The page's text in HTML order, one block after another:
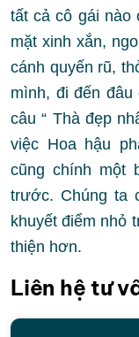
tất cả cô gái nào
mặt xinh xắn,
cánh quyến rũ,
mình, đi đến
câu “ Thà đẹp
việc Hoa hậu
cũng chính một
trước. Chúng ta
khuyết điểm nhỏ
thiện hơn.
Liên hệ tư